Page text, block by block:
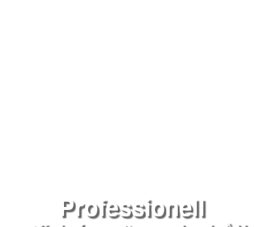
Professionell